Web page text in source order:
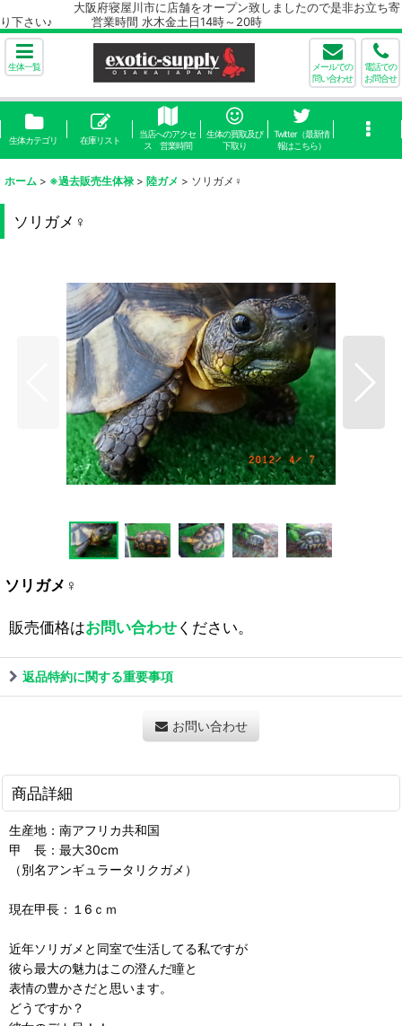
大阪府寝屋川市に店舗をオープン致しましたので是非お立ち寄
り下さい♪ 営業時間 水木金土日14時～20時
生体一覧
メールでの
問い合わせ
電話での
お問合せ
生体カテゴリ 在庫リスト
当店へのアクセ
ス 営業時間
生体の買取及び
下取り
Twitter（最新情
報はこちら）
ホーム > ※過去販売生体禄 > 陸ガメ > ソリガメ♀
ソリガメ♀
ソリガメ♀
販売価格はお問い合わせください。
返品特約に関する重要事項
お問い合わせ
商品詳細
生産地：南アフリカ共和国
甲 長：最大30cm
（別名アンギュラータリクガメ）
現在甲長：１6ｃｍ
近年ソリガメと同室で生活してる私ですが
彼ら最大の魅力はこの澄んだ瞳と
表情の豊かさだと思います。
どうですか？